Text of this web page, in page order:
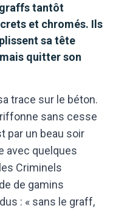
tantôt
et chromés. Ils
sa tête
quitter son
trace sur le béton.
sans cesse
par un beau soir
avec quelques
Criminels
de gamins
: « sans le graff,